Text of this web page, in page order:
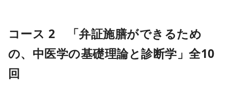
コース 2 「弁証施膳ができるため
の、中医学の基礎理論と診断学」全10
回